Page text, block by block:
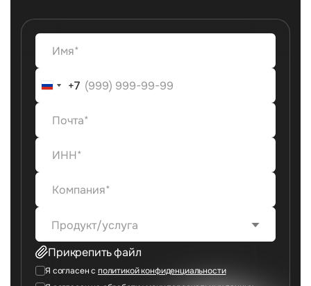
+7
+7
Продукт/услуга
Прикрепить файл
Я согласен с политикой конфиденциальности